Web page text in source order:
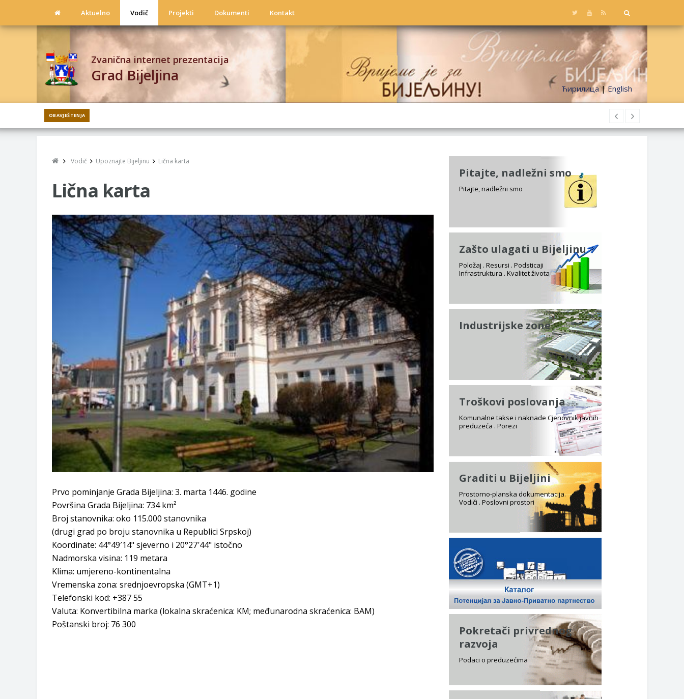
Aktuelno Vodič Projekti Dokumenti Kontakt
Ћирилица| English
Zvanična internet prezentacija
Grad Bijeljina
OBAVJEŠTENJA
Vodič Upoznajte Bijeljinu Lična karta
Lična karta
Prvo pominjanje Grada Bijeljina: 3. marta 1446. godine
Površina Grada Bijeljina: 734 km²
Broj stanovnika: oko 115.000 stanovnika
(drugi grad po broju stanovnika u Republici Srpskoj)
Koordinate: 44°49′14" sjeverno i 20°27′44" istočno
Nadmorska visina: 119 metara
Klima: umjereno-kontinentalna
Vremenska zona: srednjoevropska (GMT+1)
Telefonski kod: +387 55
Valuta: Konvertibilna marka (lokalna skraćenica: KM; međunarodna skraćenica: BAM)
Poštanski broj: 76 300
Pitajte, nadležni smo
Pitajte, nadležni smo
Zašto ulagati u Bijeljinu
Položaj . Resursi . Podsticaji
Infrastruktura . Kvalitet života
Industrijske zone
Troškovi poslovanja
Komunalne takse i naknade Cjenovnik javnih
preduzeća . Porezi
Graditi u Bijeljini
Prostorno-planska dokumentacija.
Vodiči . Poslovni prostori
Pokretači privrednog
razvoja
Podaci o preduzećima